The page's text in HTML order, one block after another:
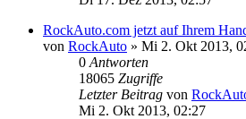
RockAuto.com jetzt auf Ihrem
von RockAuto » Mi 2. Okt 2013,
0 Antworten
18065 Zugriffe
Letzter Beitrag von
Mi 2. Okt 2013, 02:27